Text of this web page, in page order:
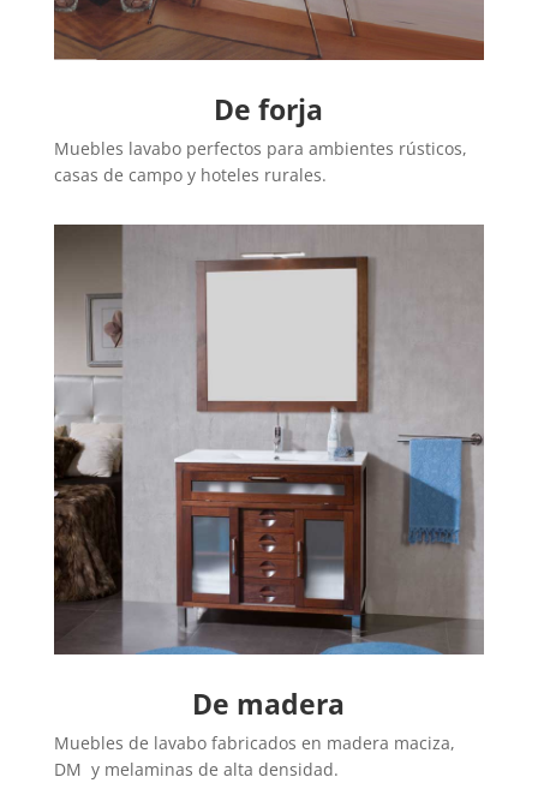
De forja
Muebles lavabo perfectos para ambientes rústicos,
casas de campo y hoteles rurales.
De madera
Muebles de lavabo fabricados en madera maciza,
DM y melaminas de alta densidad.